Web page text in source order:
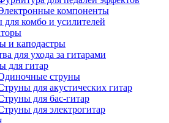
компоненты
комбо и усилителей
и каподастры
для ухода за гитарами
для гитар
струны
для акустических гитар
для бас-гитар
для электрогитар